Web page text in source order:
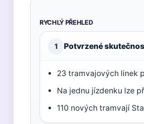
RYCHLÝ PŘEHLED
1 Potvrzené
23 tramvajových linek
Na jednu jízdenku lze
110 nových tramvají